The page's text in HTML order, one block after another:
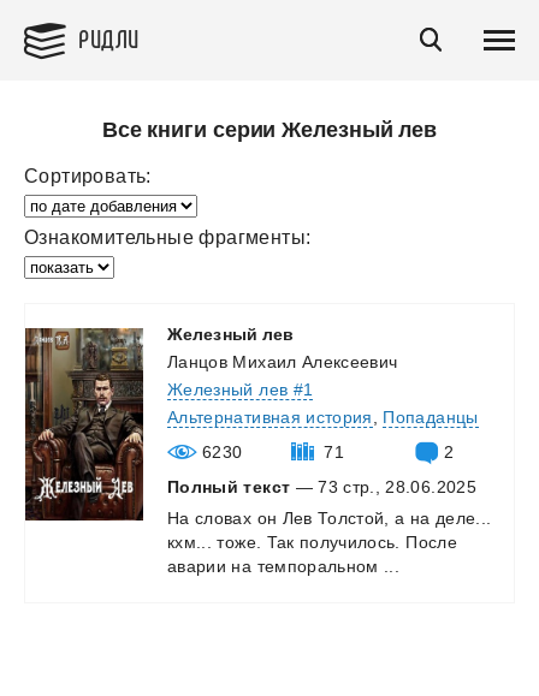
РИДЛИ
Все книги серии Железный лев
Сортировать:
Ознакомительные фрагменты:
Железный лев
Ланцов Михаил Алексеевич
Железный лев #1
Альтернативная история
Попаданцы
6230
71
2
Полный текст — 73 стр., 28.06.2025
На словах он Лев Толстой, а на деле...
кхм...
тоже. Так получилось.
После
аварии на темпоральном